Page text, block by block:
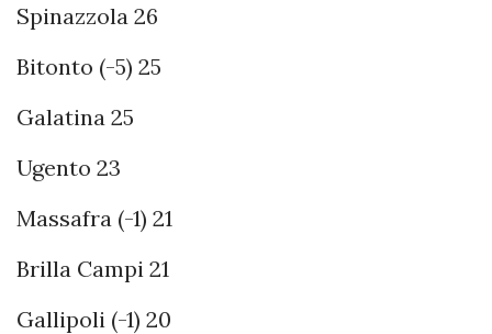
Spinazzola 26
Bitonto (-5) 25
Galatina 25
Ugento 23
Massafra (-1) 21
Brilla Campi 21
Gallipoli (-1) 20